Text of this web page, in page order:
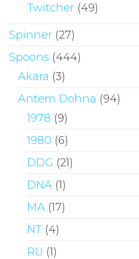
Twitcher (49)
Spinner (27)
Spoons (444)
Akara (3)
Antem Dohna (94)
1978 (9)
1980 (6)
DDG (21)
DNA (1)
MA (17)
NT (4)
RU (1)